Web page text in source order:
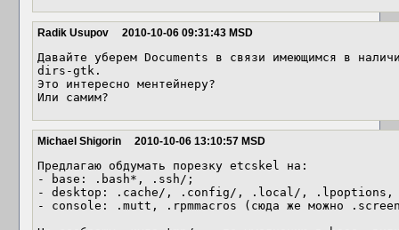
Radik Usupov 2010-10-06 09:31:43 MSD
Давайте уберем Documents в связи имеющимся в
dirs-gtk.
Это интересно ментейнеру?
Или самим?
Michael Shigorin 2010-10-06 13:10:57 MSD
Предлагаю обдумать порезку etcskel на:
- base: .bash*, .ssh/;
- desktop: .cache/, .config/, .local/, .lpoptions,
- console: .mutt, .rpmmacros (сюда же можно